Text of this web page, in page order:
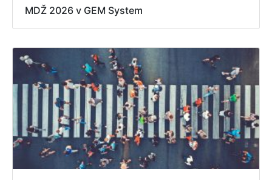
MDŽ 2026 v GEM System